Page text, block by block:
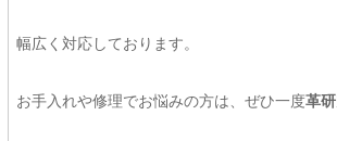
幅広く対応しております。
お手入れや修理でお悩みの方は、ぜひ一度革